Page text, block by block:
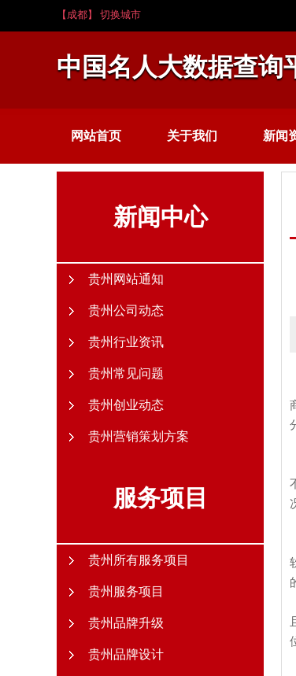
【成都】 切换城市
中国名人大数据查询
网站首页 关于我们 新闻
新闻中心
贵州网站通知
贵州公司动态
贵州行业资讯
贵州常见问题
贵州创业动态
贵州营销策划方案
服务项目
贵州所有服务项目
贵州服务项目
贵州品牌升级
贵州品牌设计